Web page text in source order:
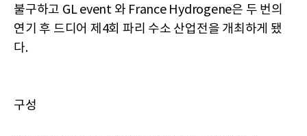
불구하고 GL event 와 France Hydrogene은 두 번의
연기 후 드디어 제4회 파리 수소 산업전을 개최하게 됐
다.
구성